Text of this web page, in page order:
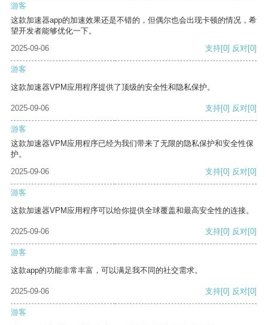
游客
这款加速器app的加速效果还是不错的，但偶尔也会出现卡顿的情况，希
望开发者能够优化一下。
2025-09-06
支持[0] 反对[0]
游客
这款加速器VPM应用程序提供了顶级的安全性和隐私保护。
2025-09-06 支持[0] 反对[0]
游客
这款加速器VPM应用程序已经为我们带来了无限的隐私保护和安全性保
护。
2025-09-06
支持[0] 反对[0]
游客
这款加速器VPM应用程序可以给你提供全球覆盖和最高安全性的连接。
2025-09-06 支持[0] 反对[0]
游客
这款app的功能非常丰富，可以满足我不同的社交需求。
2025-09-06 支持[0] 反对[0]
游客